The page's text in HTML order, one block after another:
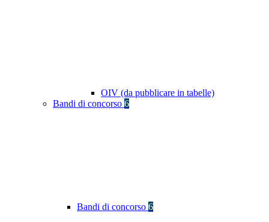
OIV (da pubblicare in tabelle)
Bandi di concorso 6
Bandi di concorso 6